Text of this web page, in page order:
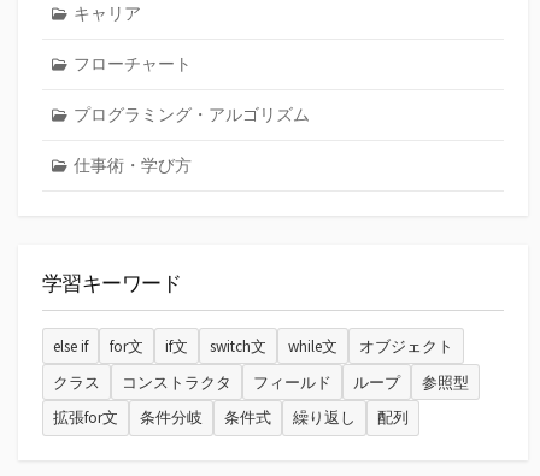
キャリア
フローチャート
プログラミング・アルゴリズム
仕事術・学び方
学習キーワード
else if for文 if文 switch文 while文
オブジェクト
クラス
コンストラクタ フィールド ループ
参照型
拡張for文
条件分岐 条件式 繰り返し 配列